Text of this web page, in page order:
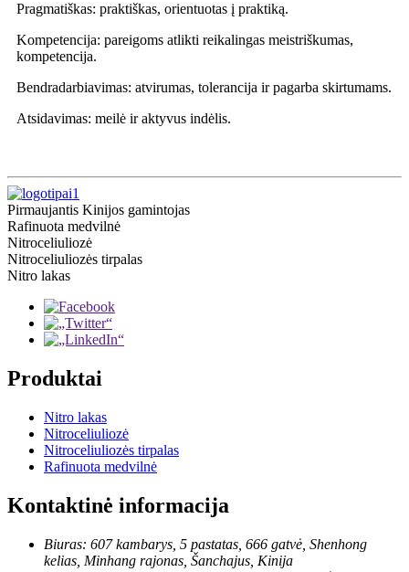
Pragmatiškas: praktiškas, orientuotas į praktiką.
Kompetencija: pareigoms atlikti reikalingas meistriškumas,
kompetencija.
Bendradarbiavimas: atvirumas, tolerancija ir pagarba skirtumams.
Atsidavimas: meilė ir aktyvus indėlis.
Pirmaujantis Kinijos gamintojas
Rafinuota medvilnė
Nitroceliuliozė
Nitroceliuliozės tirpalas
Nitro lakas
Produktai
Nitro lakas
Nitroceliuliozė
Nitroceliuliozės tirpalas
Rafinuota medvilnė
Kontaktinė informacija
Biuras: 607 kambarys, 5 pastatas, 666 gatvė, Shenhong
kelias, Minhang rajonas, Šanchajus, Kinija